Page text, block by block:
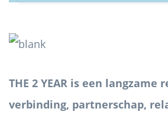
THE 2 YEAR is een langzame
verbinding, partnerschap,